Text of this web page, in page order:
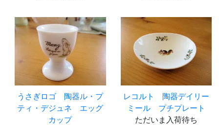
うさぎロゴ 陶器ル・プ
ティ・デジュネ エッグ
カップ
レコルト 陶器デイリー
ミール プチプレート
ただいま入荷待ち